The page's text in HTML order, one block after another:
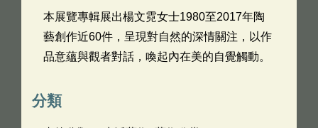
本展覽專輯展出楊文霓女士1980至2017年陶
藝創作近60件，呈現對自然的深情關注，以作
品意蘊與觀者對話，喚起內在美的自覺觸動。
分類